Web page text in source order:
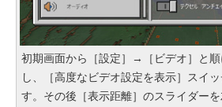
初期画面から［設定］→［ビデオ］と順
し、［高度なビデオ設定を表示］スイ
す。その後［表示距離］のスライダー